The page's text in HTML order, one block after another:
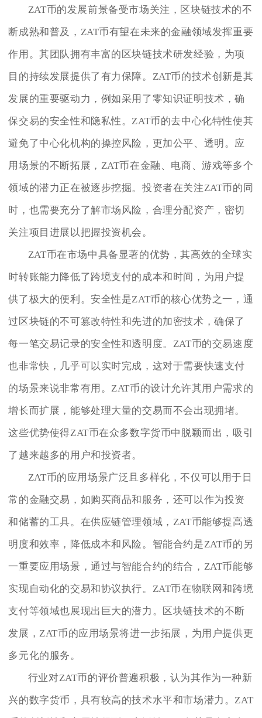
ZAT币的发展前景备受市场关注，区块链技术的不
断成熟和普及，ZAT币有望在未来的金融领域发挥重要
作用。其团队拥有丰富的区块链技术研发经验，为项
目的持续发展提供了有力保障。ZAT币的技术创新是其
发展的重要驱动力，例如采用了零知识证明技术，确
保交易的安全性和隐私性。ZAT币的去中心化特性使其
避免了中心化机构的操控风险，更加公平、透明。应
用场景的不断拓展，ZAT币在金融、电商、游戏等多个
领域的潜力正在被逐步挖掘。投资者在关注ZAT币的同
时，也需要充分了解市场风险，合理分配资产，密切
关注项目进展以把握投资机会。
ZAT币在市场中具备显著的优势，其高效的全球实
时转账能力降低了跨境支付的成本和时间，为用户提
供了极大的便利。安全性是ZAT币的核心优势之一，通
过区块链的不可篡改特性和先进的加密技术，确保了
每一笔交易记录的安全性和透明度。ZAT币的交易速度
也非常快，几乎可以实时完成，这对于需要快速支付
的场景来说非常有用。ZAT币的设计允许其用户需求的
增长而扩展，能够处理大量的交易而不会出现拥堵。
这些优势使得ZAT币在众多数字货币中脱颖而出，吸引
了越来越多的用户和投资者。
ZAT币的应用场景广泛且多样化，不仅可以用于日
常的金融交易，如购买商品和服务，还可以作为投资
和储蓄的工具。在供应链管理领域，ZAT币能够提高透
明度和效率，降低成本和风险。智能合约是ZAT币的另
一重要应用场景，通过与智能合约的结合，ZAT币能够
实现自动化的交易和协议执行。ZAT币在物联网和跨境
支付等领域也展现出巨大的潜力。区块链技术的不断
发展，ZAT币的应用场景将进一步拓展，为用户提供更
多元化的服务。
行业对ZAT币的评价普遍积极，认为其作为一种新
兴的数字货币，具有较高的技术水平和市场潜力。ZAT